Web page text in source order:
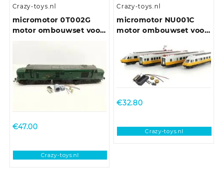
Crazy-toys.nl
micromotor 0T002G
motor ombouwset voor
€47.00
Crazy-toys.nl
Crazy-toys.nl
micromotor NU001C
motor ombouwset voor
403
€32.80
Crazy-toys.nl